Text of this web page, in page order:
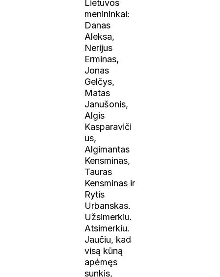
Lietuvos
menininkai:
Danas
Aleksa,
Nerijus
Erminas,
Jonas
Gelčys,
Matas
Janušonis,
Algis
Kasparaviči
us,
Algimantas
Kensminas,
Tauras
Kensminas ir
Rytis
Urbanskas.
Užsimerkiu.
Atsimerkiu.
Jaučiu, kad
visą kūną
apėmęs
sunkis,